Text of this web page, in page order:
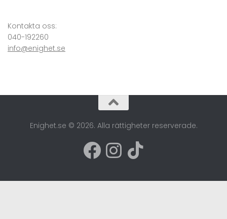
Kontakta oss:
040-192260
info@enighet.se
Enighet.se © 2026. Alla rättigheter reserverade.